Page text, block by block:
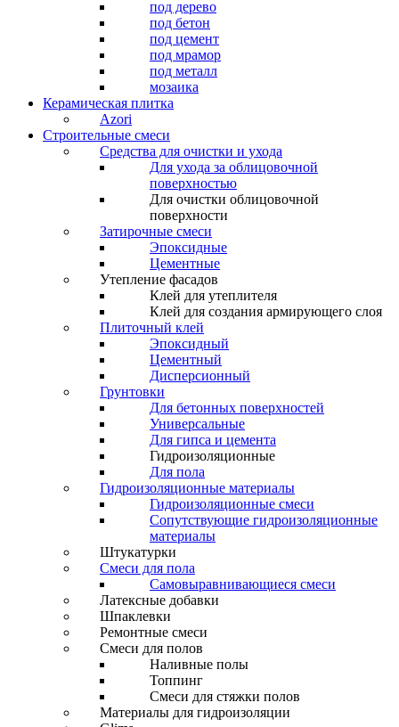
под дерево
под бетон
под цемент
под мрамор
под металл
мозаика
Керамическая плитка
Azori
Строительные смеси
Средства для очистки и ухода
Для ухода за облицовочной
поверхностью
Для очистки облицовочной
поверхности
Затирочные смеси
Эпоксидные
Цементные
Утепление фасадов
Клей для утеплителя
Клей для создания армирующего слоя
Плиточный клей
Эпоксидный
Цементный
Дисперсионный
Грунтовки
Для бетонных поверхностей
Универсальные
Для гипса и цемента
Гидроизоляционные
Для пола
Гидроизоляционные материалы
Гидроизоляционные смеси
Сопутствующие гидроизоляционные
материалы
Штукатурки
Смеси для пола
Самовыравнивающиеся смеси
Латексные добавки
Шпаклевки
Ремонтные смеси
Смеси для полов
Наливные полы
Топпинг
Смеси для стяжки полов
Материалы для гидроизоляции